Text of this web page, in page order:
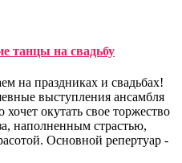
танцы на свадьбу
на праздниках и свадьбах!
выступления ансамбля
окутать свое торжество
наполненным страстью,
Основной репертуар -